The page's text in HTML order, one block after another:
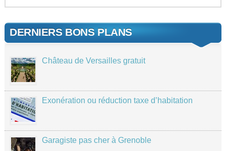
DERNIERS BONS PLANS
Château de Versailles gratuit
Exonération ou réduction taxe d’habitation
Garagiste pas cher à Grenoble